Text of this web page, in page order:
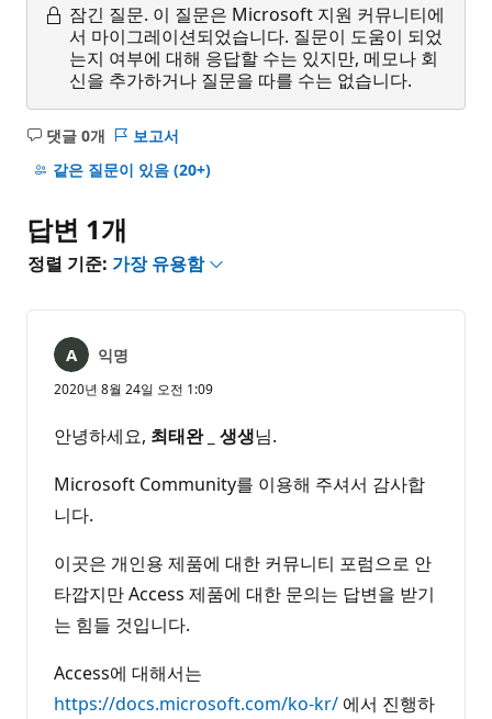
잠긴 질문. 이 질문은 Microsoft 지원 커뮤니티에
서 마이그레이션되었습니다. 질문이 도움이 되었
는지 여부에 대해 응답할 수는 있지만, 메모나 회
신을 추가하거나 질문을 따를 수는 없습니다.
댓글 0개
설
명
음
보고서
같은 질문이 있음 (20+)
답변 1개
정렬 기준: 가장 유용함
익명
2020년 8월 24일 오전 1:09
안녕하세요, 최태완 생생님.
Microsoft Community를 이용해 주셔서 감사합
니다.
이곳은 개인용 제품에 대한 커뮤니티 포럼으로 안
타깝지만 Access 제품에 대한 문의는 답변을 받기
는 힘들 것입니다.
Access에 대해서는
https://docs.microsoft.com/ko-kr/ 에서 진행하